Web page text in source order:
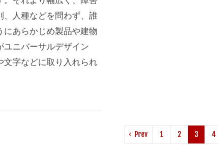
、人種などを問わず、誰
にあらかじめ製品や建物
ユニバーサルデザイン
文字などに取り入れられ
Prev 1 2 3 4